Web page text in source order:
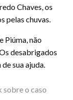
Chaves, os
pelas chuvas.
Piúma, não
desabrigados
sua ajuda.
sobre o caso